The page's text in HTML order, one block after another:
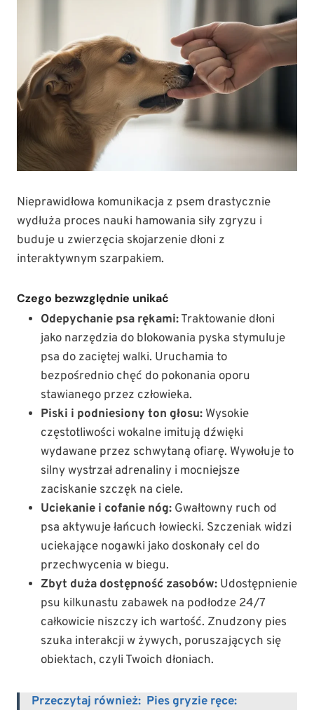
Nieprawidłowa komunikacja z psem drastycznie
wydłuża proces nauki hamowania siły zgryzu i
buduje u zwierzęcia skojarzenie dłoni z
interaktywnym szarpakiem.
Czego bezwzględnie unikać
Odepychanie psa rękami:Traktowanie dłoni
jako narzędzia do blokowania pyska stymuluje
psa do zaciętej walki. Uruchamia to
bezpośrednio chęć do pokonania oporu
stawianego przez człowieka.
Piski i podniesiony ton głosu: Wysokie
częstotliwości wokalne imitują dźwięki
wydawane przez schwytaną ofiarę. Wywołuje to
silny wystrzał adrenaliny i mocniejsze
zaciskanie szczęk na ciele.
Uciekanie i cofanie nóg: Gwałtowny ruch od
psa aktywuje łańcuch łowiecki. Szczeniak widzi
uciekające nogawki jako doskonały cel do
przechwycenia w biegu.
Zbyt duża dostępność zasobów: Udostępnienie
psu kilkunastu zabawek na podłodze 24/7
całkowicie niszczy ich wartość. Znudzony pies
szuka interakcji w żywych, poruszających się
obiektach, czyli Twoich dłoniach.
Przeczytaj również: Pies gryzie ręce: